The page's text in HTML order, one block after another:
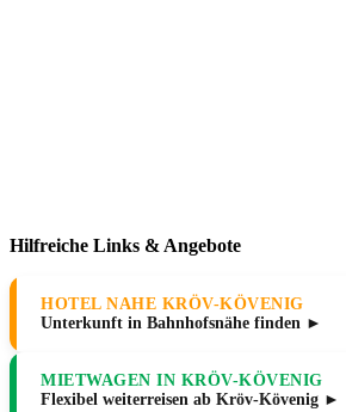
Hilfreiche Links & Angebote
HOTEL NAHE KRÖV-KÖVENIG
Unterkunft in Bahnhofsnähe finden ►
MIETWAGEN IN KRÖV-KÖVENIG
Flexibel weiterreisen ab Kröv-Kövenig ►